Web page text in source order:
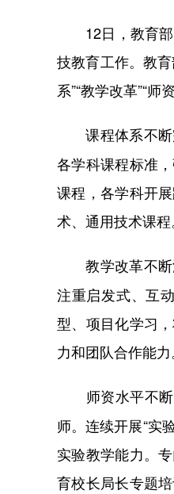
12日，教育部
技教育工作。教
系”“教学改革”“
课程体系不
各学科课程标准
课程，各学科开
术、通用技术课程
教学改革不断
注重启发式、互
型、项目化学习
力和团队合作能
师资水平不断
师。连续开展“实
实验教学能力。
育校长局长专题